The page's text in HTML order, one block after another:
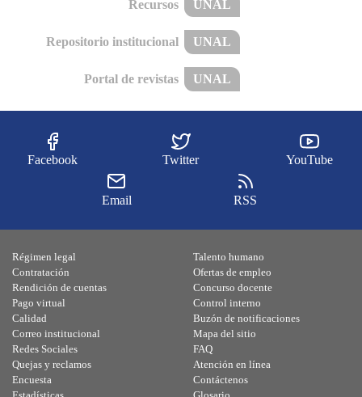
Recursos UNAL
Repositorio institucional UNAL
Portal de revistas UNAL
Facebook Twitter YouTube
Email RSS
Régimen legal
Contratación
Rendición de cuentas
Pago virtual
Calidad
Talento humano
Ofertas de empleo
Concurso docente
Control interno
Buzón de notificaciones
Correo institucional
Redes Sociales
Quejas y reclamos
Encuesta
Mapa del sitio
FAQ
Atención en línea
Contáctenos